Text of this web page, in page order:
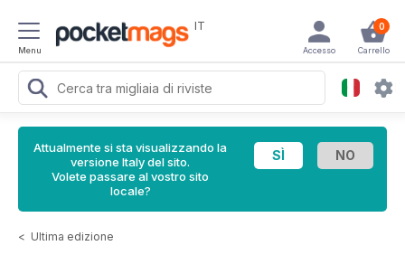
Menu
IT 0
Carrello
Accesso
Attualmente si sta visualizzando la
versione Italy del sito.
Volete passare al vostro sito
locale?
< Ultima edizione